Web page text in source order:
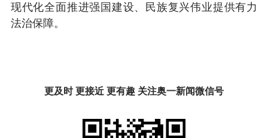
现代化全面推进强国建设、民族复兴伟业提供有力
法治保障。
更及时 更接近 更有趣 关注奥一新闻微信号